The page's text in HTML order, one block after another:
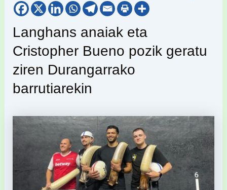
Langhans anaiak eta
Cristopher Bueno pozik geratu
ziren Durangarrako
barrutiarekin